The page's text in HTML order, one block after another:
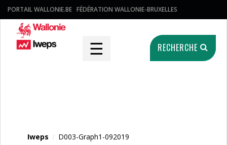
PORTAIL WALLONIE.BE FÉDÉRATION WALLONIE-BRUXELLES
☰ RECHERCHE
Iweps / D003-Graph1-092019